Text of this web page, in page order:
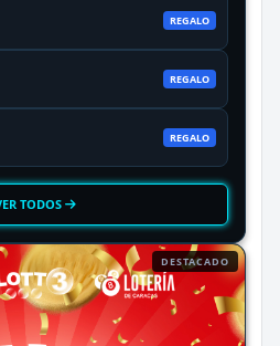
REGALO
REGALO
REGALO
TODOS
DESTACADO